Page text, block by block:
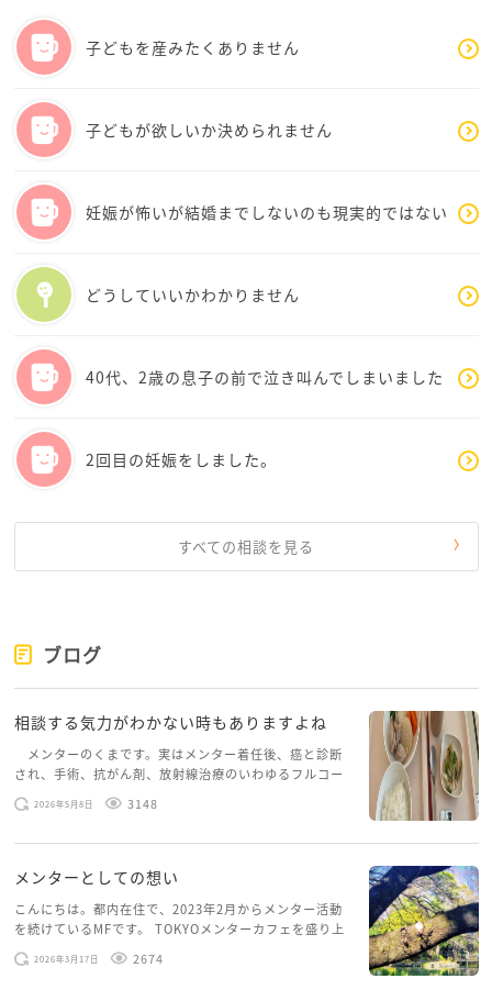
えない空虚な思いは、今でも思い出せます。
1年が経過して、心身共にお疲れになっている時期なの
疲れていると判断力も鈍りますよね。ご自身のお心が
見えなくなるのも無理はない時期なのかもしれませ
私だったらどうするかな、と考えたのですが、半年で
ょうか。
治療から一時的にでも離れてみると、今は見えない心
の色が見えてくるかもしれません。
その間は小旅行でもなさったり、推し活でもなんで
も、気分転換をできる範囲でされてみるのもいいかも
しれません。
治療中は生理のサイクル毎に追い立てられてしまいま
すので、小休止は入れてもいいのかなと思います。
勿論ご主人とのお話し合いが前提になるかなとは思い
ら、お二人らしいいい選択ができるのではないでしょ
うか。
子どもを産みたくありません
子どもが欲しいか決められません
妊娠が怖いが結婚までしないのも現実的ではない
どうしていいかわかりません
40代、2歳の息子の前で泣き叫んでしまいました
2回目の妊娠をしました。
すべての相談を見る
ブログ
相談する気力がわかない時もありますよね
メンターのくまです。実はメンター着任後、癌と診断
され、手術、抗がん剤、放射線治療のいわゆるフルコー
スを体験していて、しばらくメンターカフェに来られて
いませんでした。体力だけでなく、気力も落ちパソコン
2026年5月8日 3148
メンターとしての想い
こんにちは。都内在住で、2023年2月からメンター活動
を続けているMFです。 TOKYOメンターカフェを盛り上
げたいという想いから、勇気を出して初めてブログを投
稿してみようと思います。少し自分のことを書いてみま
2026年3月17日 2674